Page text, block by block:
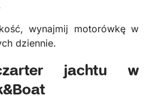
wynajmij motorówkę w
dziennie.
jachtu w